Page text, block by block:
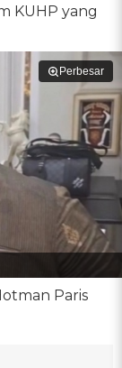
KUHP yang
Perbesar
Paris